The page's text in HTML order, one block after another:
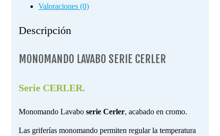
Valoraciones (0)
Descripción
MONOMANDO LAVABO SERIE CERLER
Serie CERLER.
Monomando Lavabo serie Cerler, acabado en cromo.
Las griferías monomando permiten regular la temperatura